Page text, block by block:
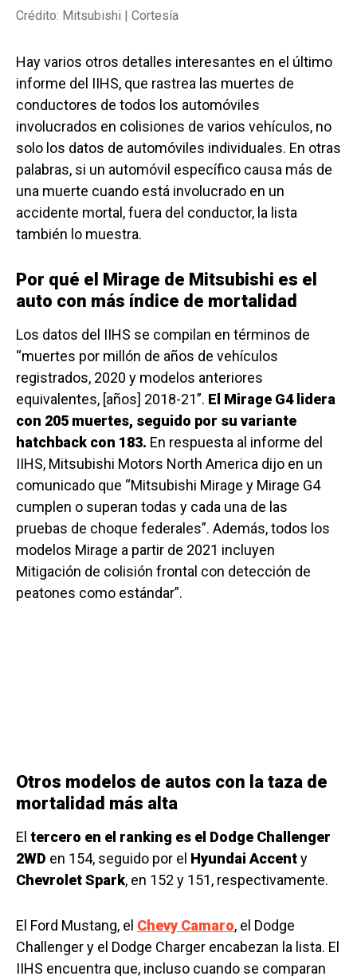
Crédito: Mitsubishi | Cortesía
Hay varios otros detalles interesantes en el último
informe del IIHS, que rastrea las muertes de
conductores de todos los automóviles
involucrados en colisiones de varios vehículos, no
solo los datos de automóviles individuales. En otras
palabras, si un automóvil específico causa más de
una muerte cuando está involucrado en un
accidente mortal, fuera del conductor, la lista
también lo muestra.
Por qué el Mirage de Mitsubishi es el
auto con más índice de mortalidad
Los datos del IIHS se compilan en términos de
“muertes por millón de años de vehículos
registrados, 2020 y modelos anteriores
equivalentes, [años] 2018-21”. El Mirage G4 lidera
con 205 muertes, seguido por su variante
hatchback con 183. En respuesta al informe del
IIHS, Mitsubishi Motors North America dijo en un
comunicado que “Mitsubishi Mirage y Mirage G4
cumplen o superan todas y cada una de las
pruebas de choque federales”. Además, todos los
modelos Mirage a partir de 2021 incluyen
Mitigación de colisión frontal con detección de
peatones como estándar”.
Otros modelos de autos con la taza de
mortalidad más alta
El tercero en el ranking es el Dodge Challenger
2WD en 154, seguido por el Hyundai Accenty
Chevrolet Spark, en 152 y 151, respectivamente.
El Ford Mustang, el Chevy Camaro, el Dodge
Challenger y el Dodge Charger encabezan la lista. El
IIHS encuentra que, incluso cuando se comparan